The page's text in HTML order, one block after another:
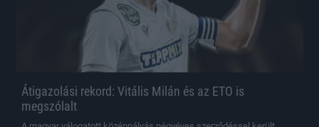
Átigazolási rekord: Vitális Milán és az ETO is
megszólalt